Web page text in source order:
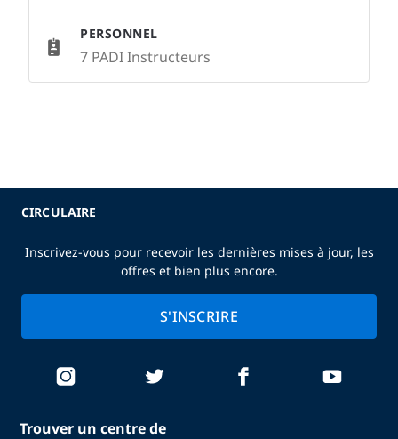
PERSONNEL
7 PADI Instructeurs
Trouver un centre de
CIRCULAIRE
Inscrivez-vous pour recevoir les dernières mises à jour, les
offres et bien plus encore.
S'INSCRIRE